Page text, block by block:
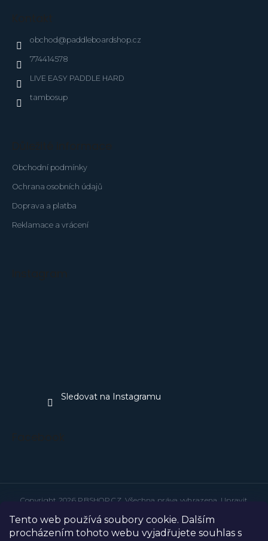
Tento web používá soubory cookie. Dalším
procházením tohoto webu vyjadřujete souhlas s
obchod@paddleboardshop.cz
774414578
LIVE EASY PADDLE HARD
tambosup
Obchodní podmínky
Ochrana osobních údajů
Doprava a platba
Reklamace a vrácení
Sledovat na Instagramu
Copyright 2026 PBSHOP.CZ . Všechna práva vyhrazena. Upravit
Grafický návrh vytvořil a na Shoptet implementovalTomáš Hlad
techka s.r.o.